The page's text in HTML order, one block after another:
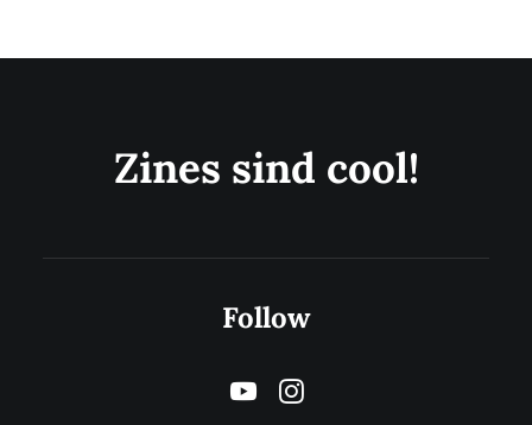
Zines sind cool!
Follow